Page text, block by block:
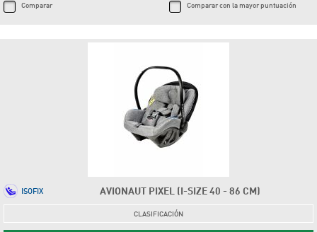
Comparar Comparar con la mayor puntuación
AVIONAUT PIXEL (I-SIZE 40 - 86 CM)
ISOFIX
CLASIFICACIÓN